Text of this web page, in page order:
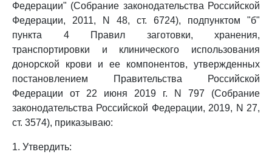
Федерации" (Собрание законодательства Российской
Федерации, 2011, N 48, ст. 6724), подпунктом "б"
пункта 4 Правил заготовки, хранения,
транспортировки и клинического использования
донорской крови и ее компонентов, утвержденных
постановлением Правительства Российской
Федерации от 22 июня 2019 г. N 797 (Собрание
законодательства Российской Федерации, 2019, N 27,
ст. 3574), приказываю:
1. Утвердить: